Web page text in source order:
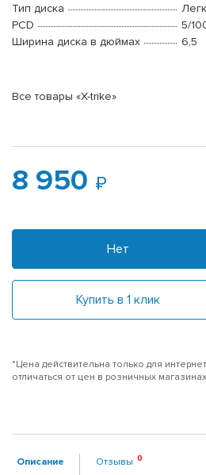
Тип диска
PCD
5/
Ширина диска в дюймах
6,5
Все товары «X-trike»
8 950
Нет
Купить в 1 клик
*Цена действительна только для
отличаться от цен в розничных магазинах
Описание Отзывы